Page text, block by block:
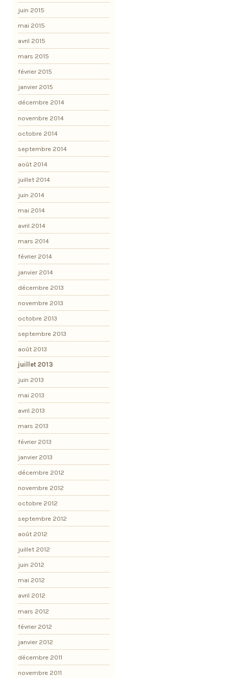
juin 2015
mai 2015
avril 2015
mars 2015
février 2015
janvier 2015
décembre 2014
novembre 2014
octobre 2014
septembre 2014
août 2014
juillet 2014
juin 2014
mai 2014
avril 2014
mars 2014
février 2014
janvier 2014
décembre 2013
novembre 2013
octobre 2013
septembre 2013
août 2013
juillet 2013
juin 2013
mai 2013
avril 2013
mars 2013
février 2013
janvier 2013
décembre 2012
novembre 2012
octobre 2012
septembre 2012
août 2012
juillet 2012
juin 2012
mai 2012
avril 2012
mars 2012
février 2012
janvier 2012
décembre 2011
novembre 2011